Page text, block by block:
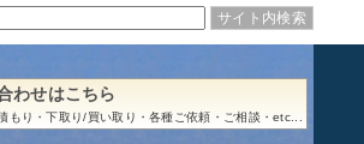
わせはこちら
もり・下取り/買い取り・各種ご依頼・ご相談・etc...